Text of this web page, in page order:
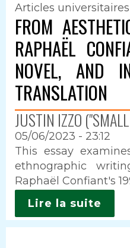
Articles universitaires
FROM
RAPHAËL
NOVEL, AND
TRANSLATION
JUSTIN IZZO
05/06/2023 - 23:12
Intro
This essay
ethnographic
Raphaël Confiant's
Lire la suite